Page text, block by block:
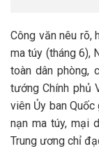
Công văn nêu rõ,
ma túy (tháng 6),
toàn dân phòng,
tướng Chính phủ
viên Ủy ban
nạn ma túy, mại
Trung ương chỉ